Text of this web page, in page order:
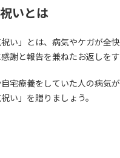
いとは
い」とは、病気やケガが全
謝と報告を兼ねたお返しをす
宅療養をしていた人の病気
い」を贈りましょう。